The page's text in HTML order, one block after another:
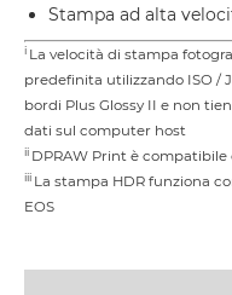
Stampa ad alta
i La velocità di stampa
predefinita utilizzando ISO /
bordi Plus Glossy II e non
dati sul computer host
ii DPRAW Print è compatibile
iii La stampa HDR funziona
EOS